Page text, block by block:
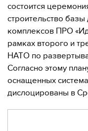
состоится
строительство
комплексов ПРО
рамках второго и
НАТО по
Согласно этому
оснащенных
дислоцированы в